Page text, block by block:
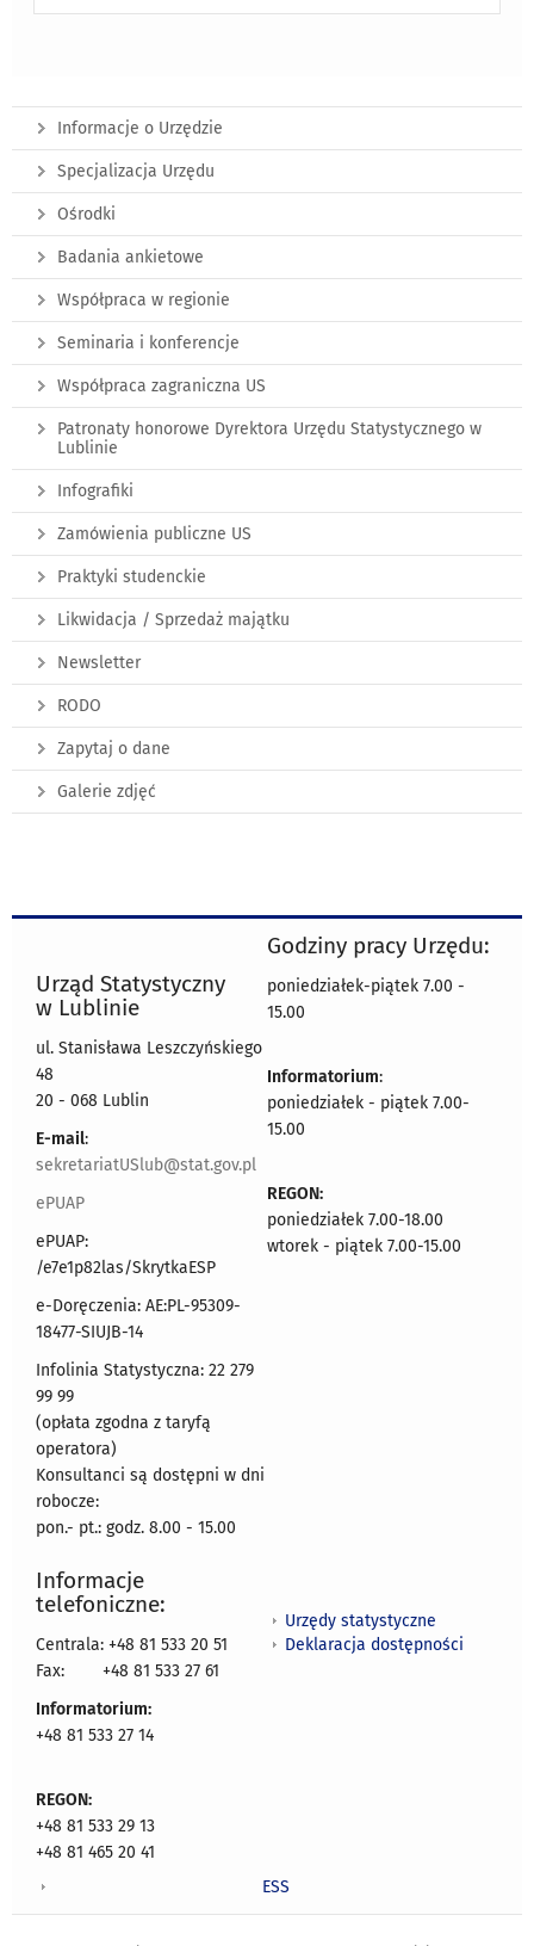
Informacje o Urzędzie
Specjalizacja Urzędu
Ośrodki
Badania ankietowe
Współpraca w regionie
Seminaria i konferencje
Współpraca zagraniczna US
Patronaty honorowe Dyrektora Urzędu Statystycznego w
Lublinie
Infografiki
Zamówienia publiczne US
Praktyki studenckie
Likwidacja / Sprzedaż majątku
Newsletter
RODO
Zapytaj o dane
Galerie zdjęć
Urząd Statystyczny
w Lublinie
ul. Stanisława Leszczyńskiego
48
20 - 068 Lublin
E-mail:
sekretariatUSlub@stat.gov.pl
ePUAP
ePUAP:
/e7e1p82las/SkrytkaESP
e-Doręczenia: AE:PL-95309-
18477-SIUJB-14
Infolinia Statystyczna: 22 279
99 99
(opłata zgodna z taryfą
operatora)
Konsultanci są dostępni w dni
robocze:
pon.- pt.: godz. 8.00 - 15.00
Godziny pracy Urzędu:
poniedziałek-piątek 7.00 -
15.00
Informatorium:
poniedziałek - piątek 7.00-
15.00
REGON:
poniedziałek 7.00-18.00
wtorek - piątek 7.00-15.00
Informacje
telefoniczne:
Centrala: +48 81 533 20 51
Fax:
+48 81 533 27 61
Informatorium:
+48 81 533 27 14
REGON:
+48 81 533 29 13
+48 81 465 20 41
Urzędy statystyczne
Deklaracja dostępności
ESS